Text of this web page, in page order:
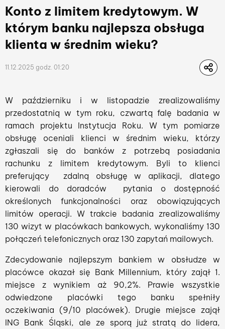
Konto z limitem kredytowym. W
którym banku najlepsza obsługa
klienta w średnim wieku?
11.12.2025 godz. 01:20
W październiku i w listopadzie zrealizowaliśmy
przedostatnią w tym roku, czwartą falę badania w
ramach projektu Instytucja Roku. W tym pomiarze
obsługę oceniali klienci w średnim wieku, którzy
zgłaszali się do banków z potrzebą posiadania
rachunku z limitem kredytowym. Byli to klienci
preferujący zdalną obsługę w aplikacji, dlatego
kierowali do doradców pytania o dostępność
określonych funkcjonalności oraz obowiązujących
limitów operacji. W trakcie badania zrealizowaliśmy
130 wizyt w placówkach bankowych, wykonaliśmy 130
połączeń telefonicznych oraz 130 zapytań mailowych.
Zdecydowanie najlepszym bankiem w obsłudze w
placówce okazał się Bank Millennium, który zajął 1.
miejsce z wynikiem aż 90,2%. Prawie wszystkie
odwiedzone placówki tego banku spełniły
oczekiwania (9/10 placówek). Drugie miejsce zajął
ING Bank Śląski, ale ze sporą już stratą do lidera,